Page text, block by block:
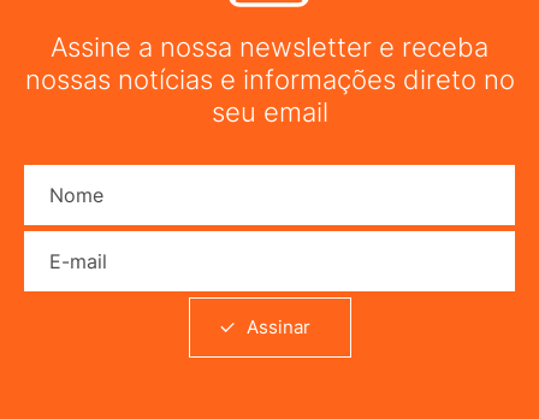
Assine a nossa newsletter e receba
nossas notícias e informações direto no
seu email
Assinar